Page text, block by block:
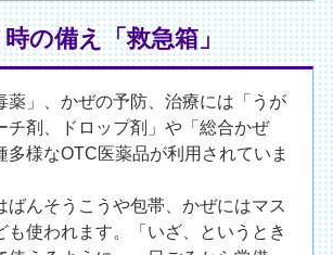
の備え「救急箱」
薬」、かぜの予防、治療には「うが
チ剤、ドロップ剤」や「総合かぜ
多様なOTC医薬品が利用されていま
ばんそうこうや包帯、かぜにはマス
も使われます。「いざ、というとき